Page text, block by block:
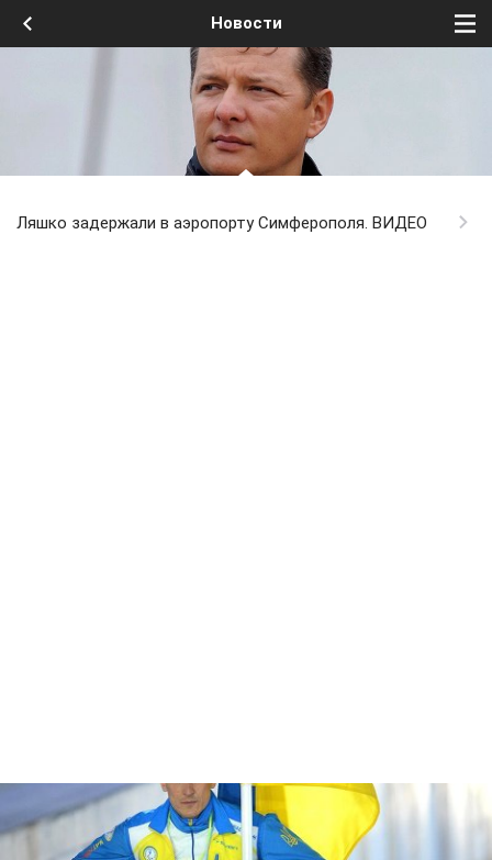
Новости
Ляшко задержали в аэропорту Симферополя. ВИДЕО